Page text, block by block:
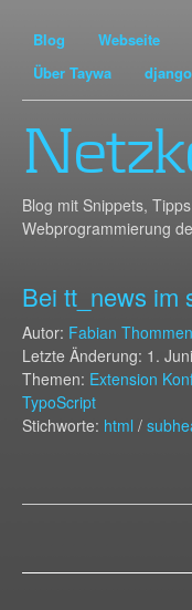
Blog Webseite
Über Taywa
django
Blog mit Snippets,
Webprogrammierung
Bei tt_news im
Autor: Fabian Thommen
Letzte Änderung: 1.
Themen: Extension
TypoScript
Stichworte: html /